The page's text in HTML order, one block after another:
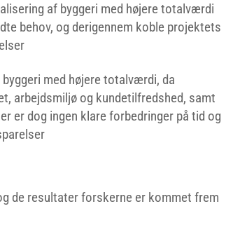
af byggeri med højere totalværdi
behov, og derigennem koble projektets
med højere totalværdi, da
arbejdsmiljø og kundetilfredshed, samt
er dog ingen klare forbedringer på tid og
de resultater forskerne er kommet frem